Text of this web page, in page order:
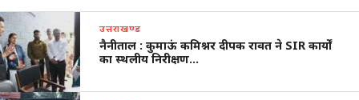
उत्तराखण्ड
नैनीताल : कुमाऊं कमिश्नर दीपक रावत ने SIR कार्यों
का स्थलीय निरीक्षण…